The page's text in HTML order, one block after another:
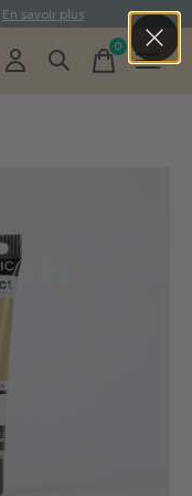
En savoir plus
0items